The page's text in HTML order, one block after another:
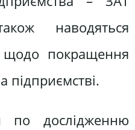
наводяться
щодо покращення
підприємстві.
по дослідженню